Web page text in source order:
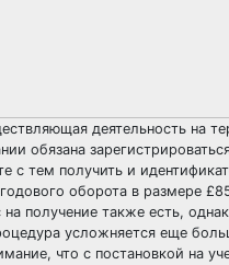
деятельность на
обязана
с тем получить и
оборота в размере
получение также есть,
усложняется еще
что с постановкой на